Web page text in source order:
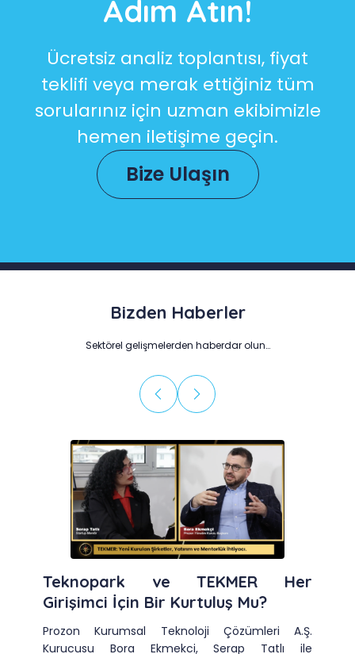
Adım Atın!
Ücretsiz analiz toplantısı, fiyat
teklifi veya merak ettiğiniz tüm
sorularınız için uzman ekibimizle
hemen iletişime geçin.
Bize Ulaşın
Bizden Haberler
Sektörel gelişmelerden haberdar olun…
Teknopark ve TEKMER Her
Girişimci İçin Bir Kurtuluş Mu?
Prozon Kurumsal Teknoloji Çözümleri A.Ş.
Kurucusu Bora Ekmekci, Serap Tatlı ile